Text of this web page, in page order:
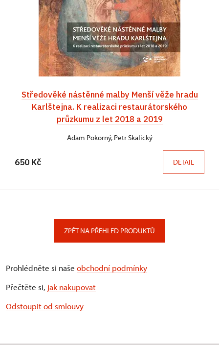
Středověké nástěnné malby Menší věže hradu
Karlštejna. K realizaci restaurátorského
průzkumu z let 2018 a 2019
Adam Pokorný, Petr Skalický
650 Kč DETAIL
ZPĚT NA PŘEHLED PRODUKTŮ
Prohlédněte si naše obchodní podmínky
Přečtěte si, jak nakupovat
Odstoupit od smlouvy